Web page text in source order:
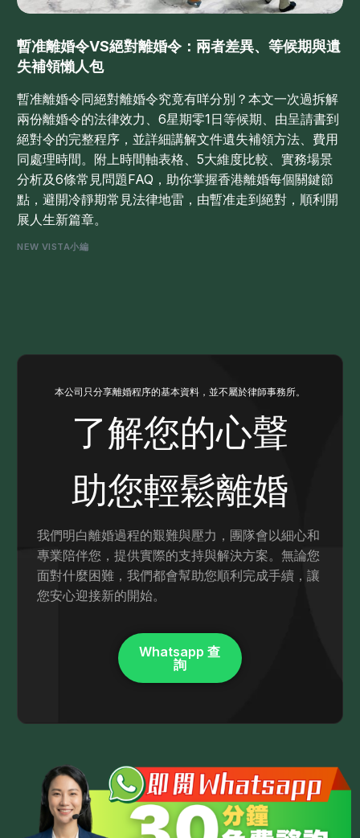
暫准離婚令VS絕對離婚令：兩者差異、等候期與遺
失補領懶人包
暫准離婚令同絕對離婚令究竟有咩分別？本文一次過拆解
兩份離婚令的法律效力、6星期零1日等候期、由呈請書到
絕對令的完整程序，並詳細講解文件遺失補領方法、費用
同處理時間。附上時間軸表格、5大維度比較、實務場景
分析及6條常見問題FAQ，助你掌握香港離婚每個關鍵節
點，避開冷靜期常見法律地雷，由暫准走到絕對，順利開
展人生新篇章。
NEW VISTA小編
本公司只分享離婚程序的基本資料，並不屬於律師事務所。
了解您的心聲
助您輕鬆離婚
我們明白離婚過程的艱難與壓力，團隊會以細心和
專業陪伴您，提供實際的支持與解決方案。無論您
面對什麼困難，我們都會幫助您順利完成手續，讓
您安心迎接新的開始。
Whatsapp 查
詢